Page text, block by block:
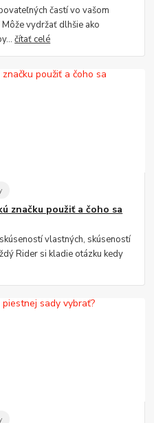
častí vo vašom
vydržať dlhšie ako
čítať celé
značku použiť a čoho sa
vlastných, skúseností
Rider si kladie otázku kedy